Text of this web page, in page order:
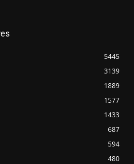
5445
3139
1889
1577
1433
687
594
480